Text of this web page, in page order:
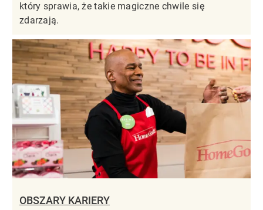
który sprawia, że takie magiczne chwile się
zdarzają.
OBSZARY KARIERY